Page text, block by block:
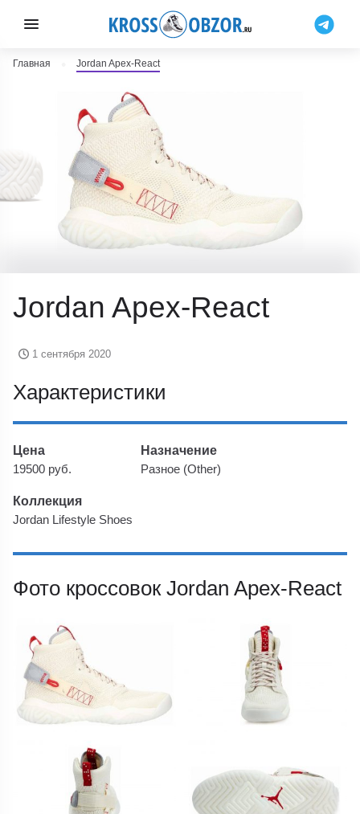
Главная Jordan Apex-React
Jordan Apex-React
1 сентября 2020
Характеристики
Цена
19500 руб.
Назначение
Разное (Other)
Коллекция
Jordan Lifestyle Shoes
Фото кроссовок Jordan Apex-React